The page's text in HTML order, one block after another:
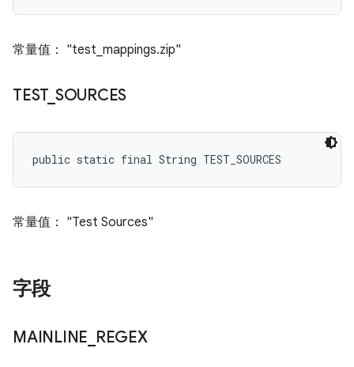
常量值： "test_mappings.zip"
TEST_ SOURCES
public static final String TEST_SOURCES
常量值： "Test Sources"
字段
MAINLINE REGEX